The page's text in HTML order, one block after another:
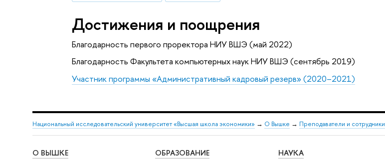
Достижения и поощрения
Благодарность первого проректора НИУ ВШЭ (май 2022)
Благодарность Факультета компьютерных наук НИУ ВШЭ (сентябрь 2019)
Участник программы «Административный кадровый резерв» (2020–2021)
Национальный исследовательский университет «Высшая школа экономики» → О Вышке → Преподаватели и сотрудники
О ВЫШКЕ ОБРАЗОВАНИЕ НАУКА